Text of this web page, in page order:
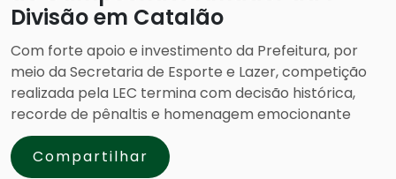
Divisão em Catalão
Com forte apoio e investimento da Prefeitura, por
meio da Secretaria de Esporte e Lazer, competição
realizada pela LEC termina com decisão histórica,
recorde de pênaltis e homenagem emocionante
Compartilhar